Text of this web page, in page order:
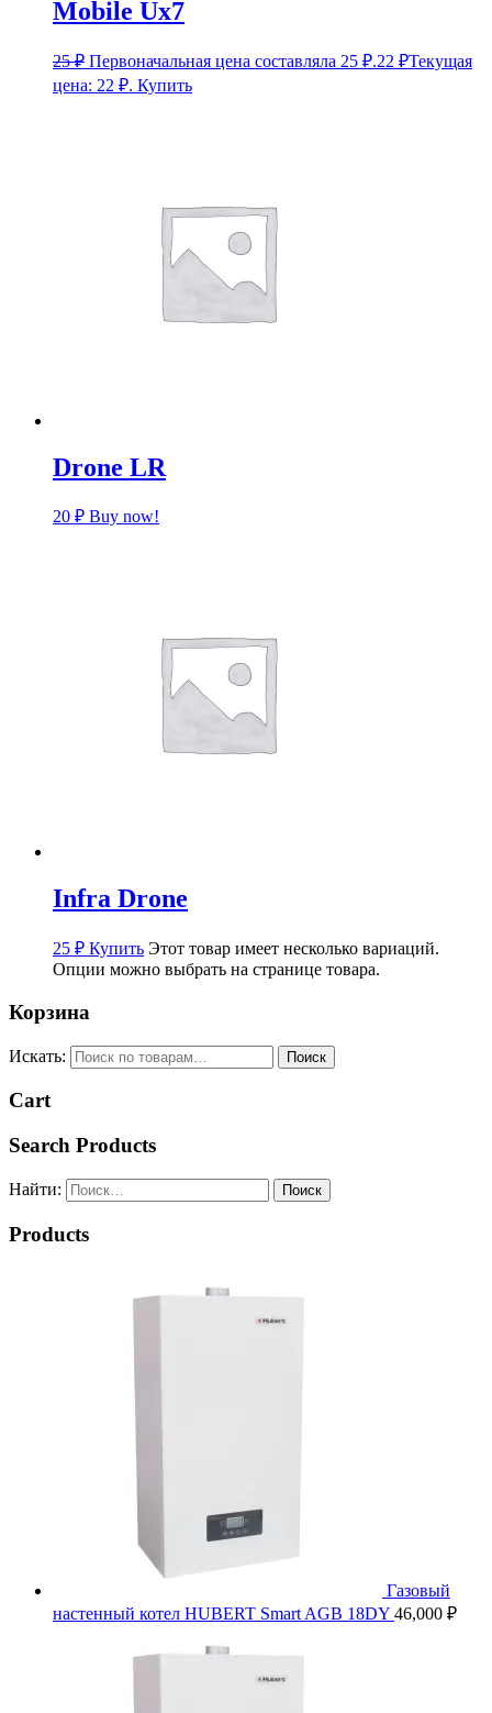
Mobile Ux7
25₽ Первоначальная цена составляла 25 ₽.22 ₽Текущая
цена: 22 ₽. Купить
Drone LR
20 ₽ Buy now!
Infra Drone
25 ₽ Купить Этот товар имеет несколько вариаций.
Опции можно выбрать на странице товара.
Корзина
Искать: Поиск
Cart
Search Products
Найти:
Products
Газовый
настенный котел HUBERT Smart AGB 18DY 46,000 ₽